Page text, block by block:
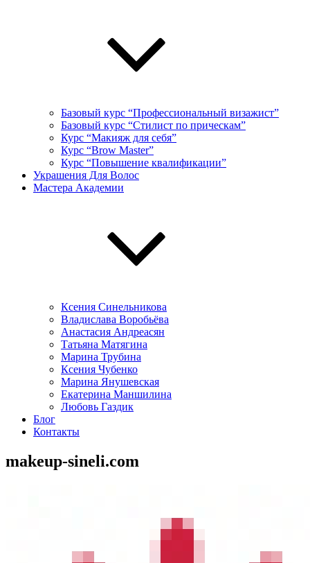
Базовый курс “Профессиональный визажист”
Базовый курс “Стилист по прическам”
Курс “Макияж для себя”
Курс “Brow Master”
Курс “Повышение квалификации”
Украшения Для Волос
Мастера Академии
Ксения Синельникова
Владислава Воробьёва
Анастасия Андреасян
Татьяна Матягина
Марина Трубина
Ксения Чубенко
Марина Янушевская
Екатерина Маншилина
Любовь Газдик
Блог
Контакты
makeup-sineli.com